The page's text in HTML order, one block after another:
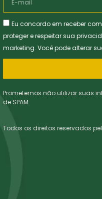
Eu concordo em receber
proteger e respeitar sua
marketing. Você pode alterar
Prometemos não utilizar suas
de SPAM.
Todos os direitos reservados